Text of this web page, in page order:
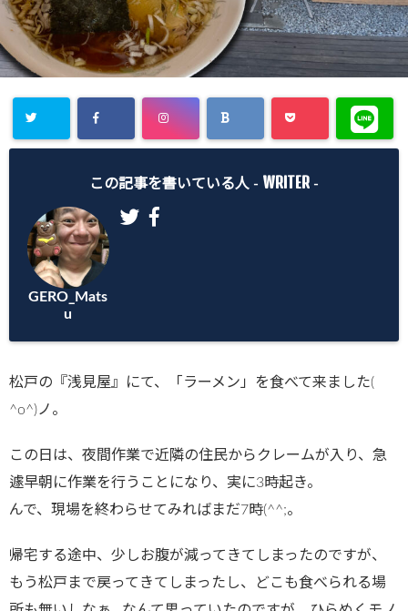
この記事を書いている人 - WRITER -
GERO_Mats
u
松戸の『浅見屋』にて、「ラーメン」を食べて来ました(
^o^)ノ。
この日は、夜間作業で近隣の住民からクレームが入り、急
遽早朝に作業を行うことになり、実に3時起き。
んで、現場を終わらせてみればまだ7時(^^;。
帰宅する途中、少しお腹が減ってきてしまったのですが、
もう松戸まで戻ってきてしまったし、どこも食べられる場